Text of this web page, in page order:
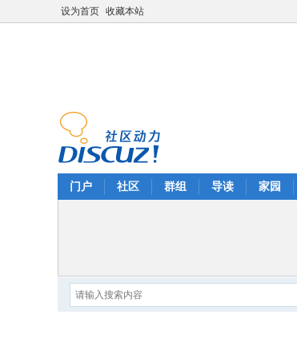
设为首页 收藏本站
门户 社区 群组 导读 家园